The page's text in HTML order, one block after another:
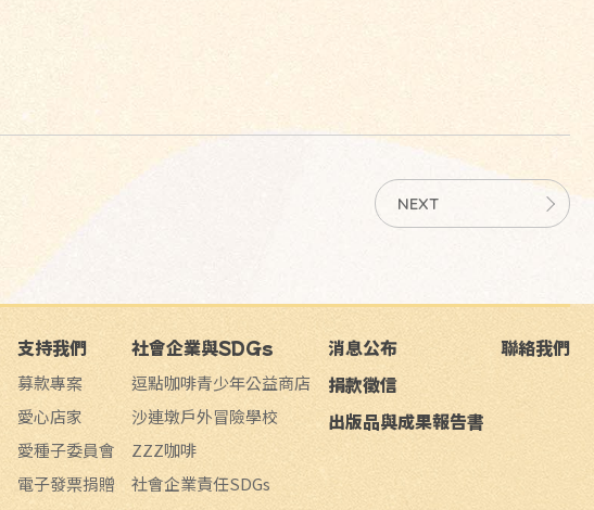
NEXT
支持我們
募款專案
愛心店家
愛種子委員會
電子發票捐贈
社會企業與SDGs
逗點咖啡青少年公益商店
沙連墩戶外冒險學校
ZZZ咖啡
社會企業責任SDGs
消息公布
捐款徵信
出版品與成果報告書
聯絡我們